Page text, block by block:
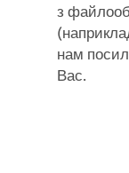
з
нам
Вас.